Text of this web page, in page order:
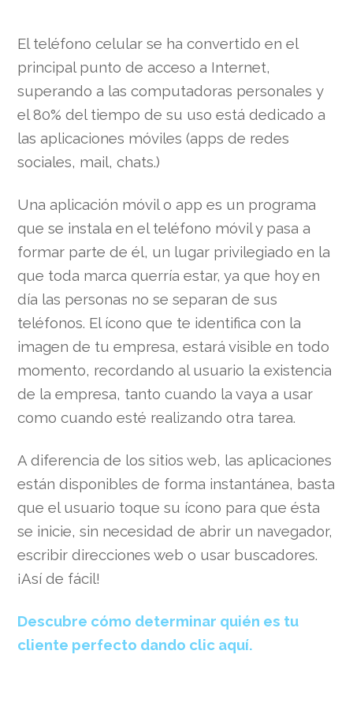
El teléfono celular se ha convertido en el
principal punto de acceso a Internet,
superando a las computadoras personales y
el 80% del tiempo de su uso está dedicado a
las aplicaciones móviles (apps de redes
sociales, mail, chats.)
Una aplicación móvil o app es un programa
que se instala en el teléfono móvil y pasa a
formar parte de él, un lugar privilegiado en la
que toda marca querría estar, ya que hoy en
día las personas no se separan de sus
teléfonos. El ícono que te identifica con la
imagen de tu empresa, estará visible en todo
momento, recordando al usuario la existencia
de la empresa, tanto cuando la vaya a usar
como cuando esté realizando otra tarea.
A diferencia de los sitios web, las aplicaciones
están disponibles de forma instantánea, basta
que el usuario toque su ícono para que ésta
se inicie, sin necesidad de abrir un navegador,
escribir direcciones web o usar buscadores.
¡Así de fácil!
Descubre cómo determinar quién es tu
cliente perfecto dando clic aquí.